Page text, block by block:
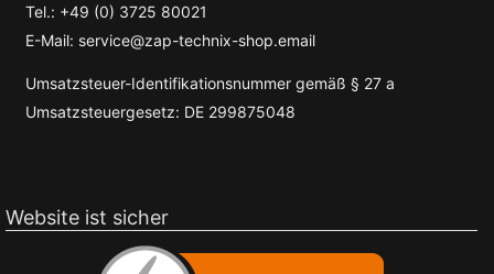
Tel.: +49 (0) 3725 80021
E-Mail: service@zap-technix-shop.email
Umsatzsteuer-Identifikationsnummer gemäß § 27 a
Umsatzsteuergesetz: DE 299875048
Website ist sicher